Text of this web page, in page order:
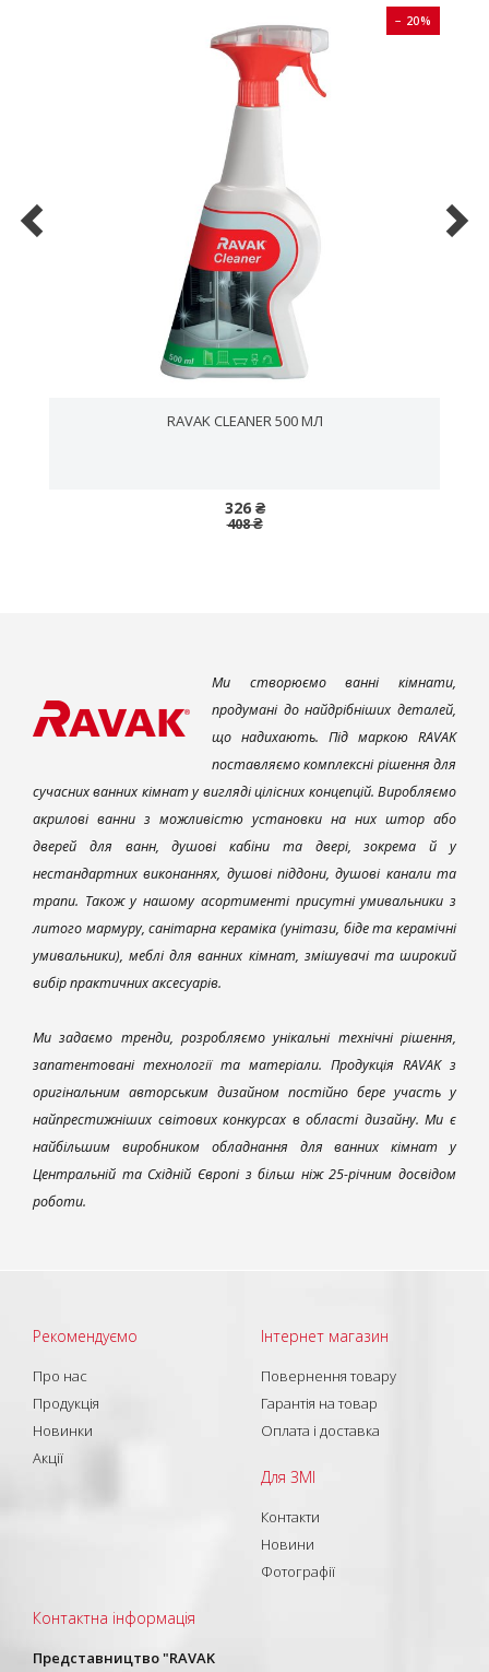
− 20%
RAVAK CLEANER 500 МЛ
326 ₴
408 ₴
Ми створюємо ванні кімнати,
продумані до найдрібніших деталей,
що надихають. Під маркою RAVAK
поставляємо комплексні рішення для
сучасних ванних кімнат у вигляді цілісних концепцій. Виробляємо
акрилові ванни з можливістю установки на них штор або
дверей для ванн, душові кабіни та двері, зокрема й у
нестандартних виконаннях, душові піддони, душові канали та
трапи. Також у нашому асортименті присутні умивальники з
литого мармуру, санітарна кераміка (унітази, біде та керамічні
умивальники), меблі для ванних кімнат, змішувачі та широкий
вибір практичних аксесуарів.
Ми задаємо тренди, розробляємо унікальні технічні рішення,
запатентовані технології та матеріали. Продукція RAVAK з
оригінальним авторським дизайном постійно бере участь у
найпрестижніших світових конкурсах в області дизайну. Ми є
найбільшим виробником обладнання для ванних кімнат у
Центральній та Східній Європі з більш ніж 25-річним досвідом
роботи.
Рекомендуємо
Про нас
Продукція
Новинки
Акції
Інтернет магазин
Повернення товару
Гарантія на товар
Оплата і доставка
Для ЗМІ
Контакти
Новини
Фотографії
Контактна інформація
Представництво "RAVAK